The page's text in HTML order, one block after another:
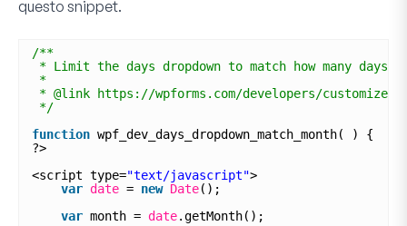
questo snippet.
/**
* Limit the days dropdown to match how many
*
* @link https://wpforms.com/developers/
*/
function wpf_dev_days_dropdown_match_month( ) {
?>
<script type="text/javascript">
var date = new Date();
var month = date.getMonth();